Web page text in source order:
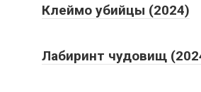
Клеймо убийцы (2024)
Лабиринт чудовищ